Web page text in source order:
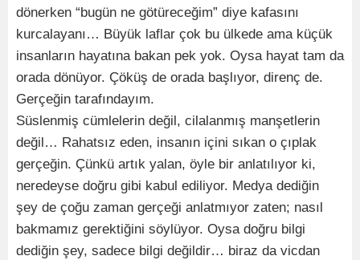
dönerken “bugün ne götüreceğim” diye kafasını
kurcalayanı… Büyük laflar çok bu ülkede ama küçük
insanların hayatına bakan pek yok. Oysa hayat tam da
orada dönüyor. Çöküş de orada başlıyor, direnç de.
Gerçeğin tarafındayım.
Süslenmiş cümlelerin değil, cilalanmış manşetlerin
değil… Rahatsız eden, insanın içini sıkan o çıplak
gerçeğin. Çünkü artık yalan, öyle bir anlatılıyor ki,
neredeyse doğru gibi kabul ediliyor. Medya dediğin
şey de çoğu zaman gerçeği anlatmıyor zaten; nasıl
bakmamız gerektiğini söylüyor. Oysa doğru bilgi
dediğin şey, sadece bilgi değildir… biraz da vicdan